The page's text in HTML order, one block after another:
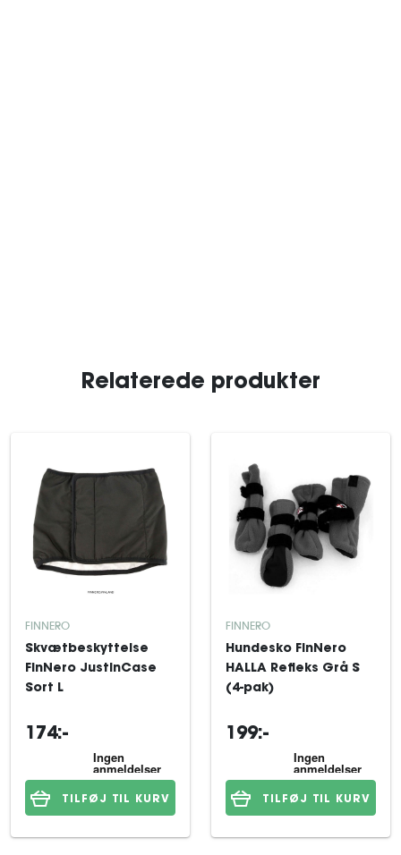
Relaterede produkter
FINNERO
Skvætbeskyttelse
FinNero JustinCase
Sort L
174:-
TILFØJ TIL KURV
FINNERO
Hundesko FinNero
HALLA Refleks Grå S
(4-pak)
199:-
TILFØJ TIL KURV